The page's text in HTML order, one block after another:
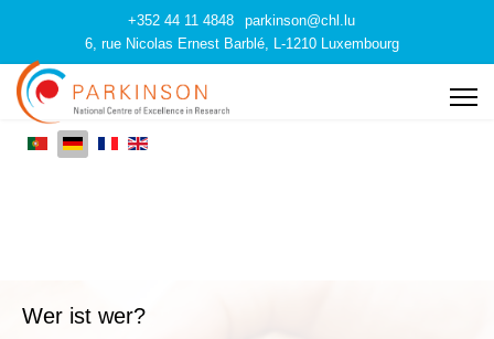
+352 44 11 4848
parkinson@chl.lu
6, rue Nicolas Ernest Barblé, L-1210 Luxembourg
Wer ist wer?